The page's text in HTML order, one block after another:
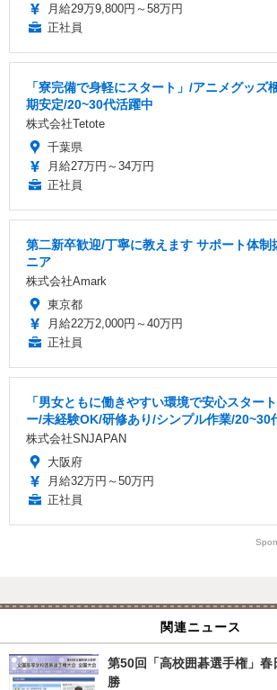
月給29万9,800円～58万円
正社員
「寮完備で身軽にスタート」/アニメグッズ
期安定/20~30代活躍中
株式会社Tetote
千葉県
月給27万円～34万円
正社員
第二新卒歓迎/丁寧に教えます サポート体制
ニア
株式会社Amark
東京都
月給22万2,000円～40万円
正社員
「男女ともに働きやすい環境で安心スター
ー/未経験OK/研修あり/シンプル作業/20~30
株式会社SNJAPAN
大阪府
月給32万円～50万円
正社員
関連ニュース
第50回「高校囲碁選手権」
勝